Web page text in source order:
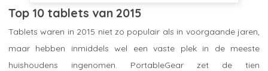
Top 10 tablets van 2015
Tablets waren in 2015 niet zo populair als in voorgaande jaren,
maar hebben inmiddels wel een vaste plek in de meeste
huishoudens ingenomen. PortableGear zet de tien